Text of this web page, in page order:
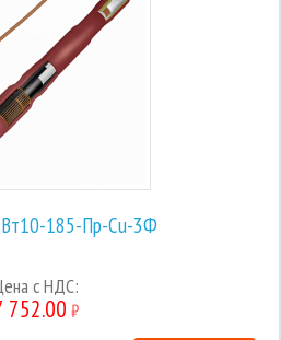
185-Пр-Cu-3Ф
с НДС:
752.00 ₽